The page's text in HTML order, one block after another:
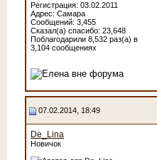
Регистрация: 03.02.2011
Адрес: Самара
Сообщений: 3,455
Сказал(а) спасибо: 23,648
Поблагодарили 8,532 раз(а) в
3,104 сообщениях
07.02.2014, 18:49
De_Lina
Новичок